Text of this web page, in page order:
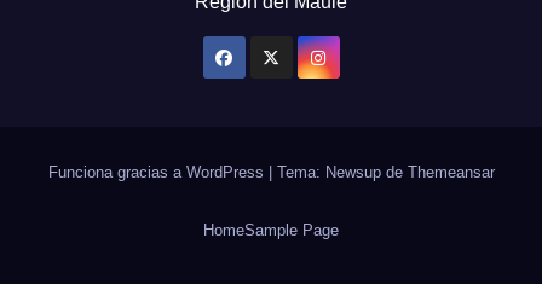
Funciona gracias a WordPress | Tema: Newsup de Themeansar
HomeSample Page